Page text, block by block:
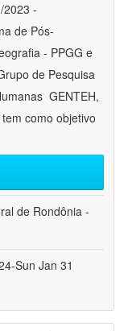
2023 -
de Pós-
- PPGG e
de Pesquisa
 GENTEH,
como objetivo
de Rondônia -
Sun Jan 31